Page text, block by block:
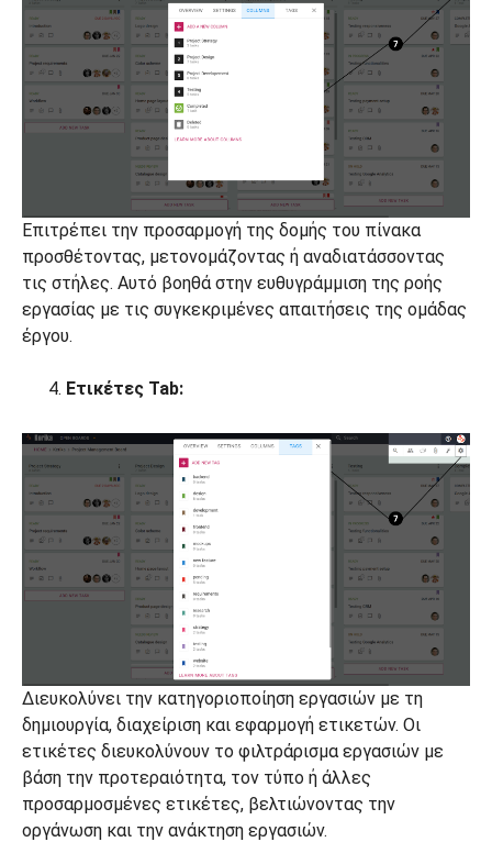
Επιτρέπει την προσαρμογή της δομής του πίνακα
προσθέτοντας, μετονομάζοντας ή αναδιατάσσοντας
τις στήλες. Αυτό βοηθά στην ευθυγράμμιση της ροής
εργασίας με τις συγκεκριμένες απαιτήσεις της ομάδας
έργου.
Ετικέτες Tab:
Διευκολύνει την κατηγοριοποίηση εργασιών με τη
δημιουργία, διαχείριση και εφαρμογή ετικετών. Οι
ετικέτες διευκολύνουν το φιλτράρισμα εργασιών με
βάση την προτεραιότητα, τον τύπο ή άλλες
προσαρμοσμένες ετικέτες, βελτιώνοντας την
οργάνωση και την ανάκτηση εργασιών.